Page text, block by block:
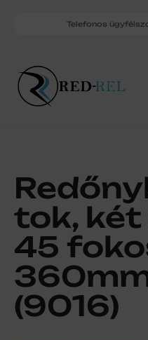
Telefonos
tok, két
45
(9016)